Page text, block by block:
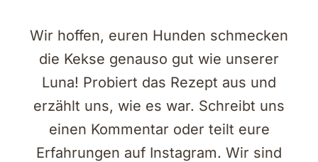
Wir hoffen, euren Hunden schmecken
die Kekse genauso gut wie unserer
Luna! Probiert das Rezept aus und
erzählt uns, wie es war. Schreibt uns
einen Kommentar oder teilt eure
Erfahrungen auf Instagram. Wir sind